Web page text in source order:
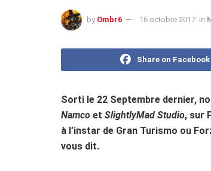
by Ombr6 16 octobre 2017 in
Share on Facebook
Sorti le 22 Septembre dernier,
Namco et SlightlyMad Studio, sur
à l’instar de Gran Turismo ou
vous dit.